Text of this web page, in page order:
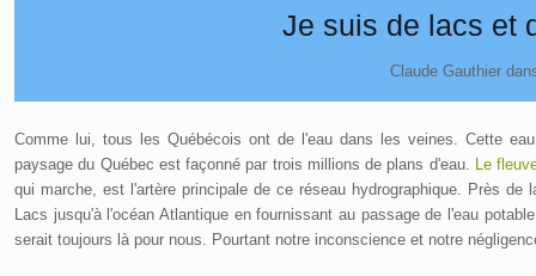
Je suis de lacs et
Claude Gauthier
Comme lui, tous les Québécois ont de l'eau dans les veines. Cette
paysage du Québec est façonné par trois millions de plans d'eau. Le
qui marche, est l'artère principale de ce réseau hydrographique. Près
Lacs jusqu'à l'océan Atlantique en fournissant au passage de l'eau
serait toujours là pour nous. Pourtant notre inconscience et notre